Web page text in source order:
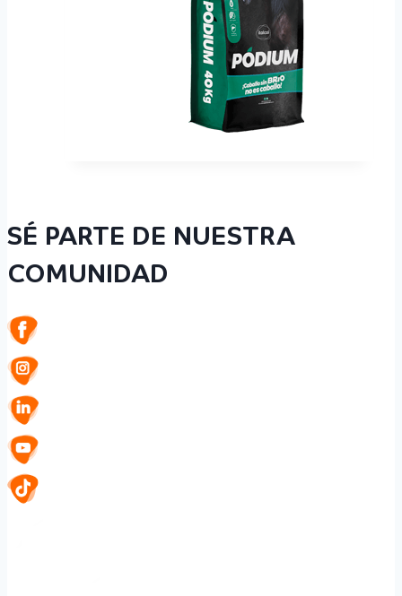
SÉ PARTE DE NUESTRA
COMUNIDAD